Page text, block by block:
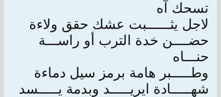
تسحك آه
لاجل يثــــــبت عشك حقق ولاءة
حضــــن خدة الترب أو راســـة
حنـــاه
وطـــــبر هامة برمز سيل دماءة
شهـــــادة ايريـــــد وبدمة يـــــسد